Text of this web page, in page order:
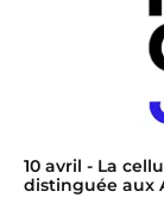
10 avril - La
distinguée aux